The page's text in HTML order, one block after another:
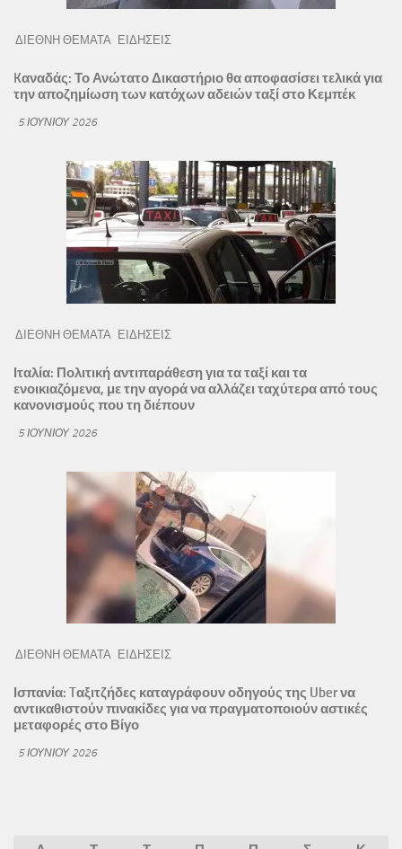
ΔΙΕΘΝΗ ΘΕΜΑΤΑ ΕΙΔΗΣΕΙΣ
Kαναδάς: Το Ανώτατο Δικαστήριο θα αποφασίσει τελικά για
την αποζημίωση των κατόχων αδειών ταξί στο Κεμπέκ
5 ΙΟΥΝΊΟΥ 2026
ΔΙΕΘΝΗ ΘΕΜΑΤΑ ΕΙΔΗΣΕΙΣ
Ιταλία: Πολιτική αντιπαράθεση για τα ταξί και τα
ενοικιαζόμενα, με την αγορά να αλλάζει ταχύτερα από τους
κανονισμούς που τη διέπουν
5 ΙΟΥΝΊΟΥ 2026
ΔΙΕΘΝΗ ΘΕΜΑΤΑ ΕΙΔΗΣΕΙΣ
Ισπανία: Tαξιτζήδες καταγράφουν οδηγούς της Uber να
αντικαθιστούν πινακίδες για να πραγματοποιούν αστικές
μεταφορές στο Βίγο
5 ΙΟΥΝΊΟΥ 2026